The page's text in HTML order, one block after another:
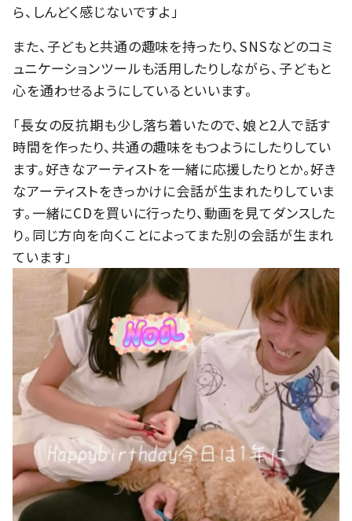
ら、しんどく感じないですよ」
また、子どもと共通の趣味を持ったり、SNSなどのコミ
ュニケーションツールも活用したりしながら、子どもと
心を通わせるようにしているといいます。
「長女の反抗期も少し落ち着いたので、娘と2人で話す
時間を作ったり、共通の趣味をもつようにしたりしてい
ます。好きなアーティストを一緒に応援したりとか。好き
なアーティストをきっかけに会話が生まれたりしていま
す。⼀緒にCDを買いに⾏ったり、動画を⾒てダンスした
り。同じ方向を向くことによってまた別の会話が生まれ
ています」